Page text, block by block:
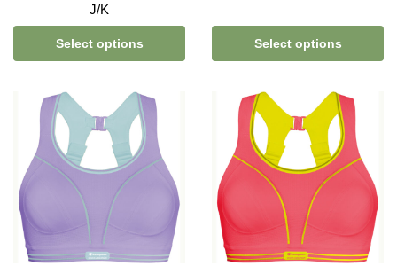
J/K
Select options Select options